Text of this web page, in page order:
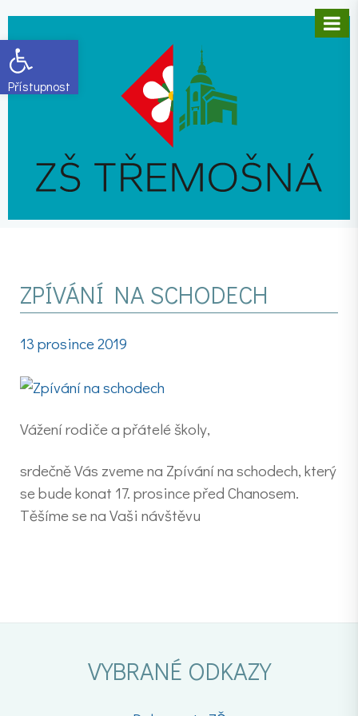
Open toolbar
ZPÍVÁNÍ NA SCHODECH
13 prosince 2019
Vážení rodiče a přátelé školy,
srdečně Vás zveme na Zpívání na schodech, který
se bude konat 17. prosince před Chanosem.
Těšíme se na Vaši návštěvu
VYBRANÉ ODKAZY